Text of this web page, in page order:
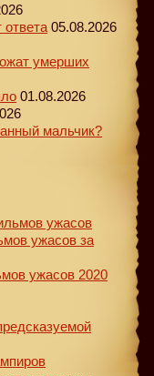
ответа 05.08.2026
умерших
01.08.2026
мальчик?
ужасов
ужасов за
ужасов 2020